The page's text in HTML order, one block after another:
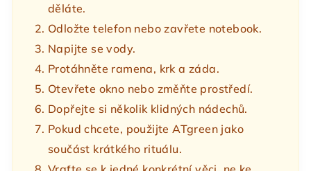
děláte.
Odložte telefon nebo zavřete notebook.
Napijte se vody.
Protáhněte ramena, krk a záda.
Otevřete okno nebo změňte prostředí.
Dopřejte si několik klidných nádechů.
Pokud chcete, použijte ATgreen jako
součást krátkého rituálu.